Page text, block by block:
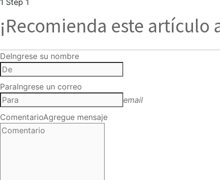
¡Recomienda este artículo
DeIngrese su nombre
ParaIngrese un correo
email
ComentarioAgregue mensaje